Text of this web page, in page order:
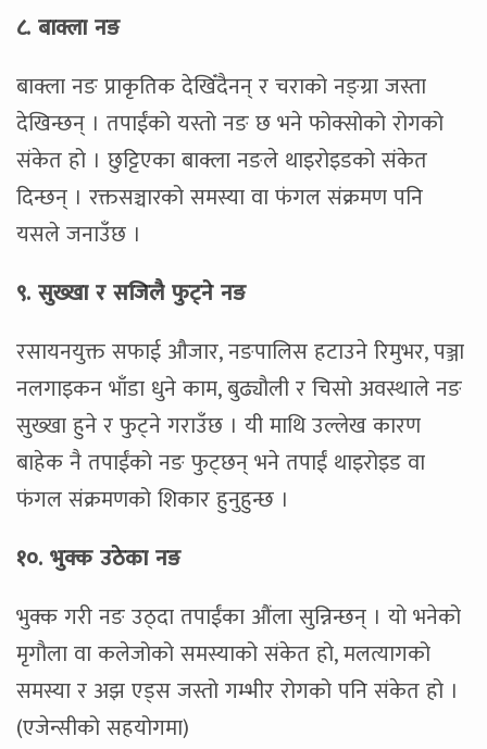
८. बाक्ला नङ
बाक्ला नङ प्राकृतिक देखिँदैनन् र चराको नङ्ग्रा जस्ता
देखिन्छन् । तपाईंको यस्तो नङ छ भने फोक्सोको रोगको
संकेत हो । छुट्टिएका बाक्ला नङले थाइरोइडको संकेत
दिन्छन् । रक्तसञ्चारको समस्या वा फंगल संक्रमण पनि
यसले जनाउँछ ।
९. सुख्खा र सजिलै फुट्ने नङ
रसायनयुक्त सफाई औजार, नङपालिस हटाउने रिमुभर, पञ्जा
नलगाइकन भाँडा धुने काम, बुढ्यौली र चिसो अवस्थाले नङ
सुख्खा हुने र फुट्ने गराउँछ । यी माथि उल्लेख कारण
बाहेक नै तपाईंको नङ फुट्छन् भने तपाईं थाइरोइड वा
फंगल संक्रमणको शिकार हुनुहुन्छ ।
१०. भुक्क उठेका नङ
भुक्क गरी नङ उठ्दा तपाईंका औंला सुन्निन्छन् । यो भनेको
मृगौला वा कलेजोको समस्याको संकेत हो, मलत्यागको
समस्या र अझ एड्स जस्तो गम्भीर रोगको पनि संकेत हो ।
(एजेन्सीको सहयोगमा)